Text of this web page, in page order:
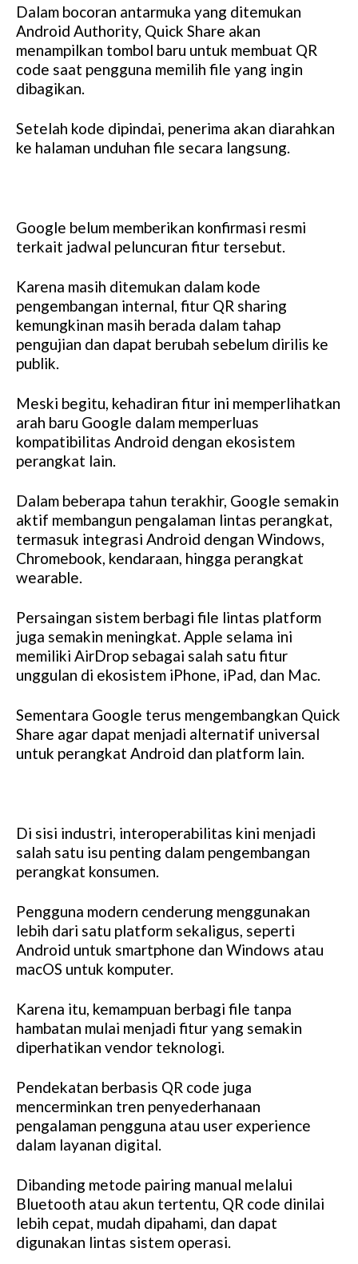
Dalam bocoran antarmuka yang ditemukan
Android Authority, Quick Share akan
menampilkan tombol baru untuk membuat QR
code saat pengguna memilih file yang ingin
dibagikan.
Setelah kode dipindai, penerima akan diarahkan
ke halaman unduhan file secara langsung.
Google belum memberikan konfirmasi resmi
terkait jadwal peluncuran fitur tersebut.
Karena masih ditemukan dalam kode
pengembangan internal, fitur QR sharing
kemungkinan masih berada dalam tahap
pengujian dan dapat berubah sebelum dirilis ke
publik.
Meski begitu, kehadiran fitur ini memperlihatkan
arah baru Google dalam memperluas
kompatibilitas Android dengan ekosistem
perangkat lain.
Dalam beberapa tahun terakhir, Google semakin
aktif membangun pengalaman lintas perangkat,
termasuk integrasi Android dengan Windows,
Chromebook, kendaraan, hingga perangkat
wearable.
Persaingan sistem berbagi file lintas platform
juga semakin meningkat. Apple selama ini
memiliki AirDrop sebagai salah satu fitur
unggulan di ekosistem iPhone, iPad, dan Mac.
Sementara Google terus mengembangkan Quick
Share agar dapat menjadi alternatif universal
untuk perangkat Android dan platform lain.
Di sisi industri, interoperabilitas kini menjadi
salah satu isu penting dalam pengembangan
perangkat konsumen.
Pengguna modern cenderung menggunakan
lebih dari satu platform sekaligus, seperti
Android untuk smartphone dan Windows atau
macOS untuk komputer.
Karena itu, kemampuan berbagi file tanpa
hambatan mulai menjadi fitur yang semakin
diperhatikan vendor teknologi.
Pendekatan berbasis QR code juga
mencerminkan tren penyederhanaan
pengalaman pengguna atau user experience
dalam layanan digital.
Dibanding metode pairing manual melalui
Bluetooth atau akun tertentu, QR code dinilai
lebih cepat, mudah dipahami, dan dapat
digunakan lintas sistem operasi.